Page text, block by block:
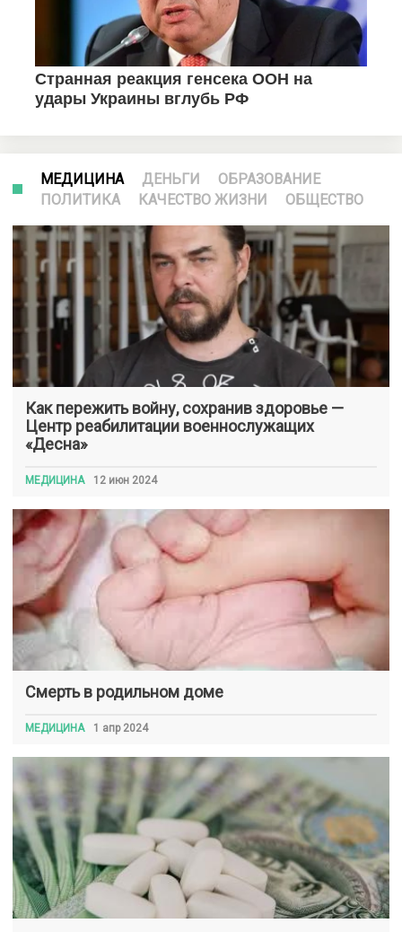
МЕДИЦИНА ДЕНЬГИ
ОБРАЗОВАНИЕ
ПОЛИТИКА
КАЧЕСТВО ЖИЗНИ ОБЩЕСТВО
Как пережить войну, сохранив здоровье —
Центр реабилитации военнослужащих
«Десна»
МЕДИЦИНА 12 июн 2024
Смерть в родильном доме
МЕДИЦИНА 1 апр 2024